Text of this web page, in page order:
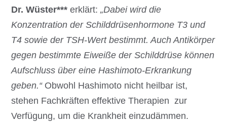
Dr. Wüster*** erklärt:„Dabei wird die
Konzentration der Schilddrüsenhormone T3 und
T4 sowie der TSH-Wert bestimmt. Auch Antikörper
gegen bestimmte Eiweiße der Schilddrüse können
Aufschluss über eine Hashimoto-Erkrankung
geben.“Obwohl Hashimoto nicht heilbar ist,
stehen Fachkräften effektive Therapien zur
Verfügung, um die Krankheit einzudämmen.